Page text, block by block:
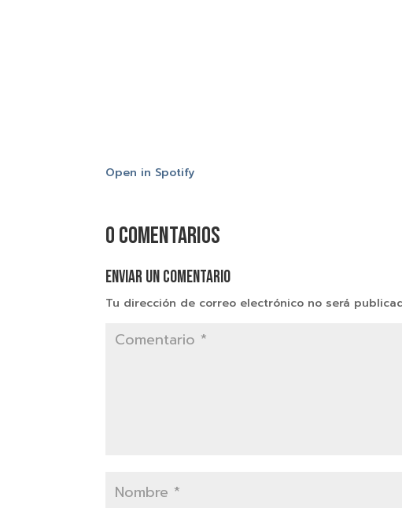
Open in Spotify
0 comentarios
Enviar un comentario
Tu dirección de correo electrónico no será